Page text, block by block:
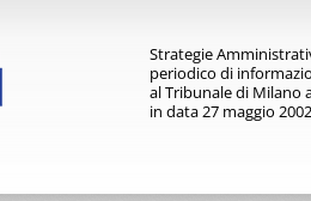
Strategie
periodico di
al Tribunale di Milano
in data 27 maggio 2002